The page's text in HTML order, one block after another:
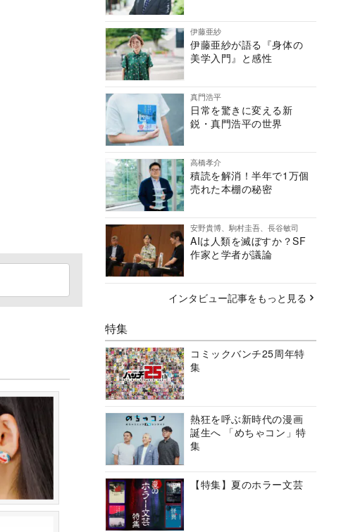
伊藤亜紗
伊藤亜紗が語る『身体の
美学入門』と感性
真門浩平
日常を驚きに変える新
鋭・真門浩平の世界
高橋孝介
積読を解消！半年で1万個
売れた本棚の秘密
安野貴博、駒村圭吾、長谷敏司
AIは人類を滅ぼすか？SF
作家と学者が議論
インタビュー記事をもっと見る
特集
コミックバンチ25周年特
集
熱狂を呼ぶ新時代の漫画
誕生へ 「めちゃコン」特
集
【特集】夏のホラー文芸